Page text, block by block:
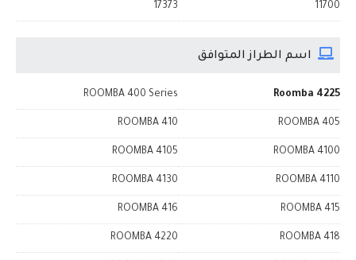
11700
17373
اسم الطراز المتوافق
Roomba 4225
ROOMBA 400 Series
ROOMBA 405
ROOMBA 410
ROOMBA 4100
ROOMBA 4105
ROOMBA 4110
ROOMBA 4130
ROOMBA 415
ROOMBA 416
ROOMBA 418
ROOMBA 4220